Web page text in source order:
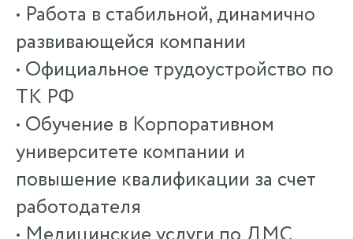
• Работа в стабильной, динамично
развивающейся компании
• Официальное трудоустройство по
ТК РФ
• Обучение в Корпоративном
университете компании и
повышение квалификации за счет
работодателя